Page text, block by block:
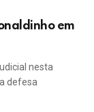
em
nesta
defesa